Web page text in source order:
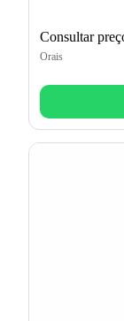
Consultar
Orais